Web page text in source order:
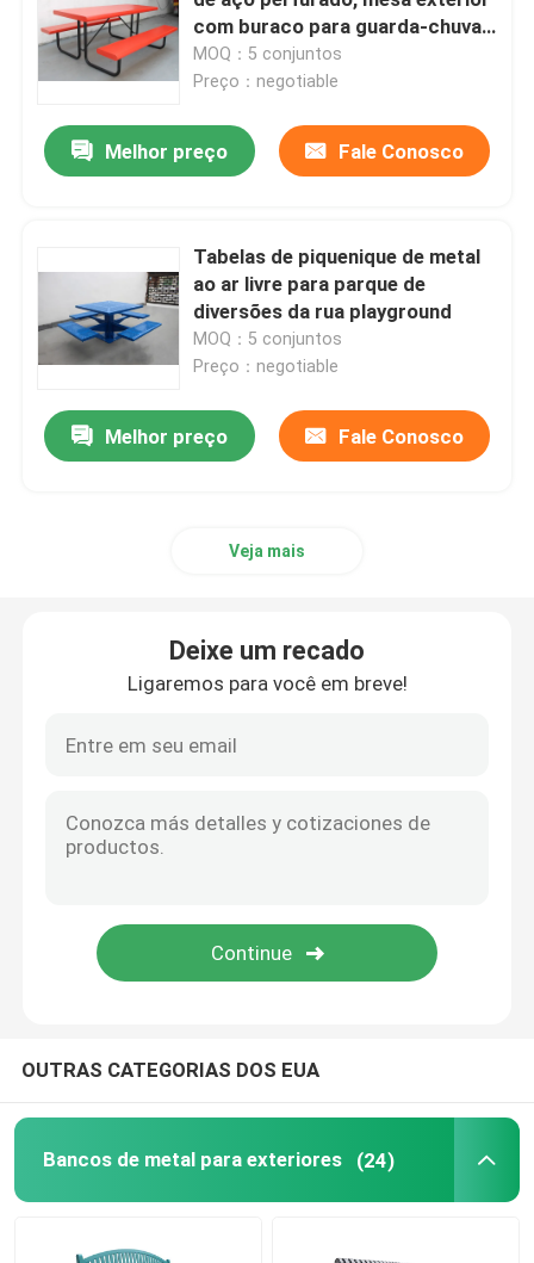
Bancos de plástico reciclado ao ar livre
Tabelas de piquenique exteriores
Bancos redondos de árvores
Laminhas de lixo ao ar livre
escaninhos de reciclagem exteriores
Bollardo ao ar livre
Planteadores grandes ao ar livre
Lixeira para cães
Proteção de árvores metálicas
com buraco para guarda-chuva
OEM
MOQ：5 conjuntos
Preço：negotiable
Melhor preço Fale Conosco
Tabelas de piquenique de metal
ao ar livre para parque de
diversões da rua playground
MOQ：5 conjuntos
Preço：negotiable
Melhor preço Fale Conosco
Veja mais
Deixe um recado
Ligaremos para você em breve!
OUTRAS CATEGORIAS DOS EUA
Bancos de metal para exteriores (24)